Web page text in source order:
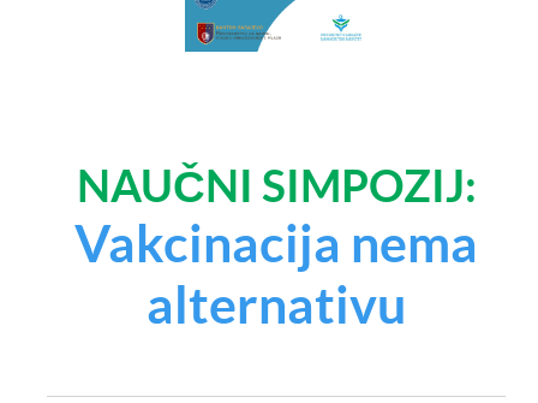
NAUČNI SIMPOZIJ:
Vakcinacija nema
alternativu